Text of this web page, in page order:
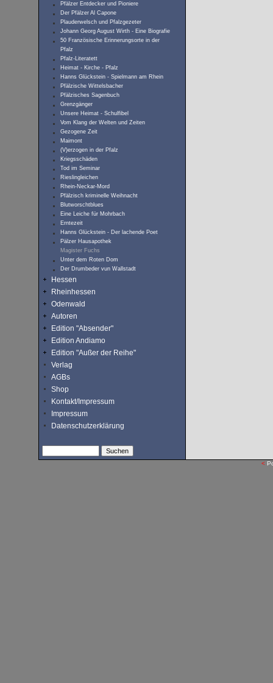
Pfälzer Entdecker und Pioniere
Der Pfälzer Al Capone
Plauderwelsch und Pfalzgezeter
Johann Georg August Wirth - Eine Biografie
50 Französische Erinnerungsorte in der
Pfalz
Pfalz-Literatett
Heimat - Kirche - Pfalz
Hanns Glückstein - Spielmann am Rhein
Pfälzische Wittelsbacher
Pfälzisches Sagenbuch
Grenzgänger
Unsere Heimat - Schulfibel
Vom Klang der Welten und Zeiten
Gezogene Zeit
Maimont
(V)erzogen in der Pfalz
Kriegsschäden
Tod im Seminar
Rieslingleichen
Rhein-Neckar-Mord
Pfälzisch kriminelle Weihnacht
Blutworschtblues
Eine Leiche für Mohrbach
Erntezeit
Hanns Glückstein - Der lachende Poet
Pälzer Hausapothek
Magister Fuchs
Unter dem Roten Dom
Der Drumbeder vun Wallstadt
Hessen
Rheinhessen
Odenwald
Autoren
Edition "Absender"
Edition Andiamo
Edition "Außer der Reihe"
Verlag
AGBs
Shop
Kontakt/Impressum
Impressum
Datenschutzerklärung
<